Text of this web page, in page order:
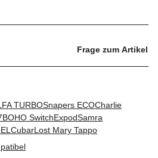
Frage zum Artikel
TURBOSnapers ECOCharlie
BOHO SwitchExpodSamra
CubarLost Mary Tappo